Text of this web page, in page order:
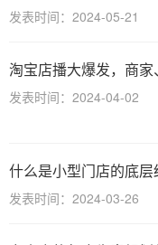
发表时间：2024-05-21
淘宝店播大爆发，商
发表时间：2024-04-02
什么是小型门店的底层
发表时间：2024-03-26